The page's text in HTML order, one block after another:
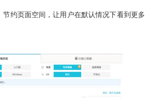
节约页面空间，让用户在默认情况下看到更多